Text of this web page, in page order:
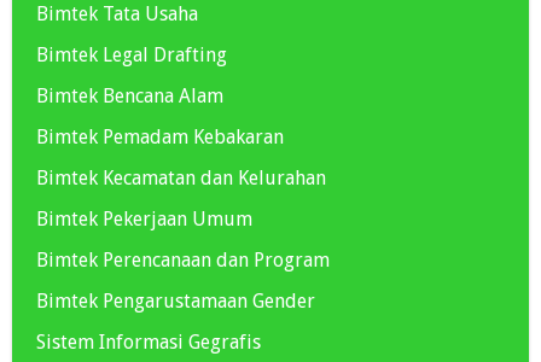
Bimtek Tata Usaha
Bimtek Legal Drafting
Bimtek Bencana Alam
Bimtek Pemadam Kebakaran
Bimtek Kecamatan dan Kelurahan
Bimtek Pekerjaan Umum
Bimtek Perencanaan dan Program
Bimtek Pengarustamaan Gender
Sistem Informasi Gegrafis